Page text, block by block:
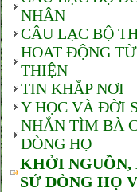
NHÂN
CÂU LẠC BỘ
HOAT ĐỘNG TỪ
THIỆN
TIN KHẮP NƠI
Y HỌC VÀ ĐỜI
NHẮN TÌM BÀ
DÒNG HỌ
KHỞI NGUỒN,
SỬ DÒNG HỌ